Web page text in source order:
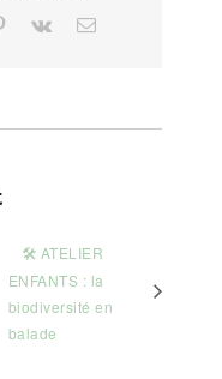
Pinterest
Vk Email
🛠️ ATELIER
ENFANTS : la
biodiversité en
balade